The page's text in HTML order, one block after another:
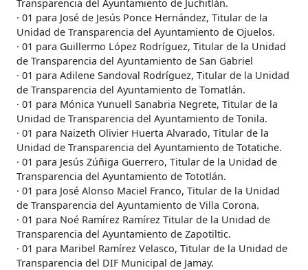
Transparencia del Ayuntamiento de Juchitlán.
· 01 para José de Jesús Ponce Hernández, Titular de la
Unidad de Transparencia del Ayuntamiento de Ojuelos.
· 01 para Guillermo López Rodríguez, Titular de la Unidad
de Transparencia del Ayuntamiento de San Gabriel
· 01 para Adilene Sandoval Rodríguez, Titular de la Unidad
de Transparencia del Ayuntamiento de Tomatlán.
· 01 para Mónica Yunuell Sanabria Negrete, Titular de la
Unidad de Transparencia del Ayuntamiento de Tonila.
· 01 para Naizeth Olivier Huerta Alvarado, Titular de la
Unidad de Transparencia del Ayuntamiento de Totatiche.
· 01 para Jesús Zúñiga Guerrero, Titular de la Unidad de
Transparencia del Ayuntamiento de Tototlán.
· 01 para José Alonso Maciel Franco, Titular de la Unidad
de Transparencia del Ayuntamiento de Villa Corona.
· 01 para Noé Ramírez Ramírez Titular de la Unidad de
Transparencia del Ayuntamiento de Zapotiltic.
· 01 para Maribel Ramírez Velasco, Titular de la Unidad de
Transparencia del DIF Municipal de Jamay.